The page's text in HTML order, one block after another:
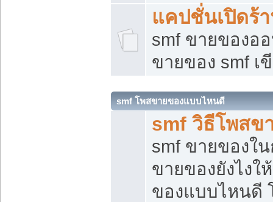
แคปชั่นเปิดร้
smf ขายของอ
ขายของ smf เ
smf โพสขายของแบบไหนดี
smf วิธีโพสข
smf ขายของใ
ขายของยังไง
ของแบบไหนดี